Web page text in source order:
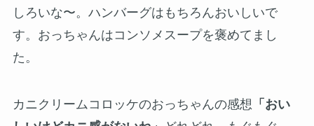
しろいな〜。ハンバーグはもちろんおいしいで
す。おっちゃんはコンソメスープを褒めてまし
た。
カニクリームコロッケのおっちゃんの感想 「おい